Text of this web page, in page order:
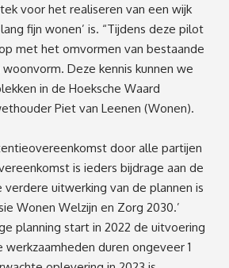
voor het realiseren van een wijk
fijn wonen’ is. “Tijdens deze pilot
met het omvormen van bestaande
Deze kennis kunnen we
in de Hoeksche Waard
Piet van Leenen (Wonen).
door alle partijen
is ieders bijdrage aan de
uitwerking van de plannen is
Wonen Welzijn en Zorg 2030.’
planning start in 2022 de uitvoering
duren ongeveer 1